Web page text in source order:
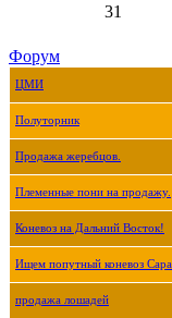
31
Форум
ЦМИ
Полуторник
Продажа жеребцов.
Племенные пони на продажу.
Коневоз на Дальний Восток!
Ищем попутный коневоз
продажа лошадей